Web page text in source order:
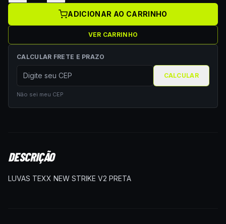
ADICIONAR AO CARRINHO
VER CARRINHO
CALCULAR FRETE E PRAZO
CALCULAR
Não sei meu CEP
DESCRIÇÃO
LUVAS TEXX NEW STRIKE V2 PRETA